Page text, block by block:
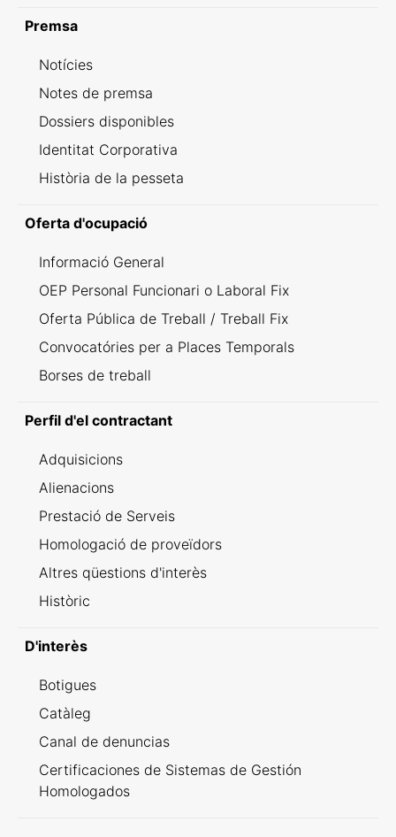
Premsa
Notícies
Notes de premsa
Dossiers disponibles
Identitat Corporativa
Història de la pesseta
Oferta d'ocupació
Informació General
OEP Personal Funcionari o Laboral Fix
Oferta Pública de Treball / Treball Fix
Convocatóries per a Places Temporals
Borses de treball
Perfil d'el contractant
Adquisicions
Alienacions
Prestació de Serveis
Homologació de proveïdors
Altres qüestions d'interès
Històric
D'interès
Botigues
Catàleg
Canal de denuncias
Certificaciones de Sistemas de Gestión
Homologados